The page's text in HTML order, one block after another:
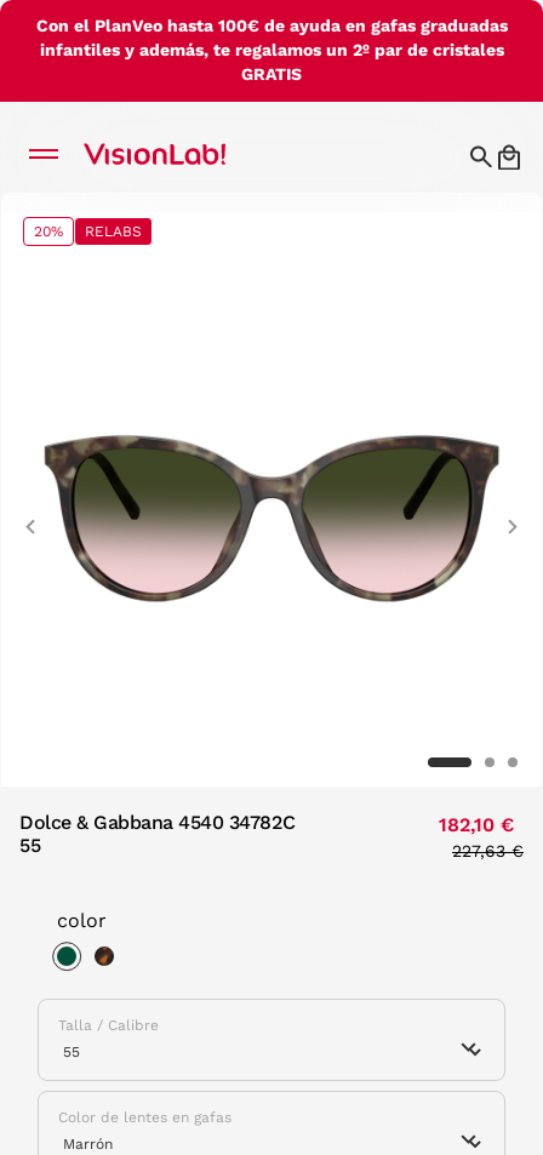
Con el PlanVeo hasta 100€ de ayuda en gafas graduadas
infantiles y además, te regalamos un 2º par de cristales
GRATIS
20% RELABS
Previous
Dolce & Gabbana 4540 34782C
55
182,10 €
Price
227,63 €
color
Talla / Calibre
Color de lentes en gafas